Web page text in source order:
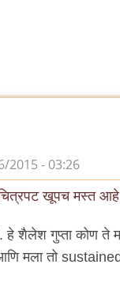
2015 - 03:26
खूपच मस्त
गुप्ता कोण ते
मला तो